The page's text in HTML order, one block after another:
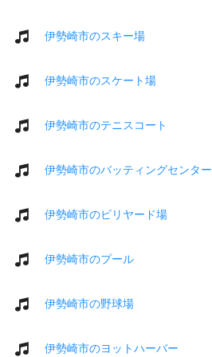
伊勢崎市のスキー場
伊勢崎市のスケート場
伊勢崎市のテニスコート
伊勢崎市のバッティングセンター
伊勢崎市のビリヤード場
伊勢崎市のプール
伊勢崎市の野球場
伊勢崎市のヨットハーバー